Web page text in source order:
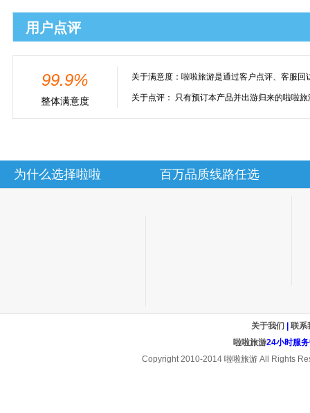
用户点评
99.9%
整体满意度
关于满意度： 啦啦旅游是通过客户点评、客服回
关于点评： 只有预订本产品并出游归来的啦啦
为什么选择啦啦 百万品质线路任选
关于我们
联系
啦啦旅游24小时服
Copyright 2010-2014 啦啦旅游All Rights